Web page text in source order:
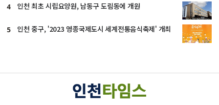
4 인천 최초 시립요양원, 남동구 도림동에 개원
5 인천 중구, '2023 영종국제도시 세계전통음식축제' 개최